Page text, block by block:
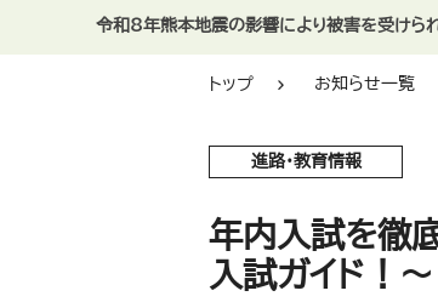
トップ お知らせ一覧
進路・教育情報
年内入試を徹
入試ガイド！～
令和8年熊本地震の影響により被害を受けられ